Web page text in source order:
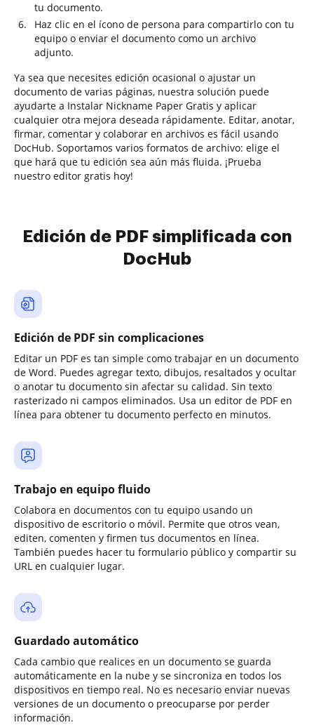
tu documento.
Haz clic en el ícono de persona para compartirlo con tu
equipo o enviar el documento como un archivo
adjunto.
Ya sea que necesites edición ocasional o ajustar un
documento de varias páginas, nuestra solución puede
ayudarte a Instalar Nickname Paper Gratis y aplicar
cualquier otra mejora deseada rápidamente. Editar, anotar,
firmar, comentar y colaborar en archivos es fácil usando
DocHub. Soportamos varios formatos de archivo: elige el
que hará que tu edición sea aún más fluida. ¡Prueba
nuestro editor gratis hoy!
Edición de PDF simplificada con
DocHub
Edición de PDF sin complicaciones
Editar un PDF es tan simple como trabajar en un documento
de Word. Puedes agregar texto, dibujos, resaltados y ocultar
o anotar tu documento sin afectar su calidad. Sin texto
rasterizado ni campos eliminados. Usa un editor de PDF en
línea para obtener tu documento perfecto en minutos.
Trabajo en equipo fluido
Colabora en documentos con tu equipo usando un
dispositivo de escritorio o móvil. Permite que otros vean,
editen, comenten y firmen tus documentos en línea.
También puedes hacer tu formulario público y compartir su
URL en cualquier lugar.
Guardado automático
Cada cambio que realices en un documento se guarda
automáticamente en la nube y se sincroniza en todos los
dispositivos en tiempo real. No es necesario enviar nuevas
versiones de un documento o preocuparse por perder
información.